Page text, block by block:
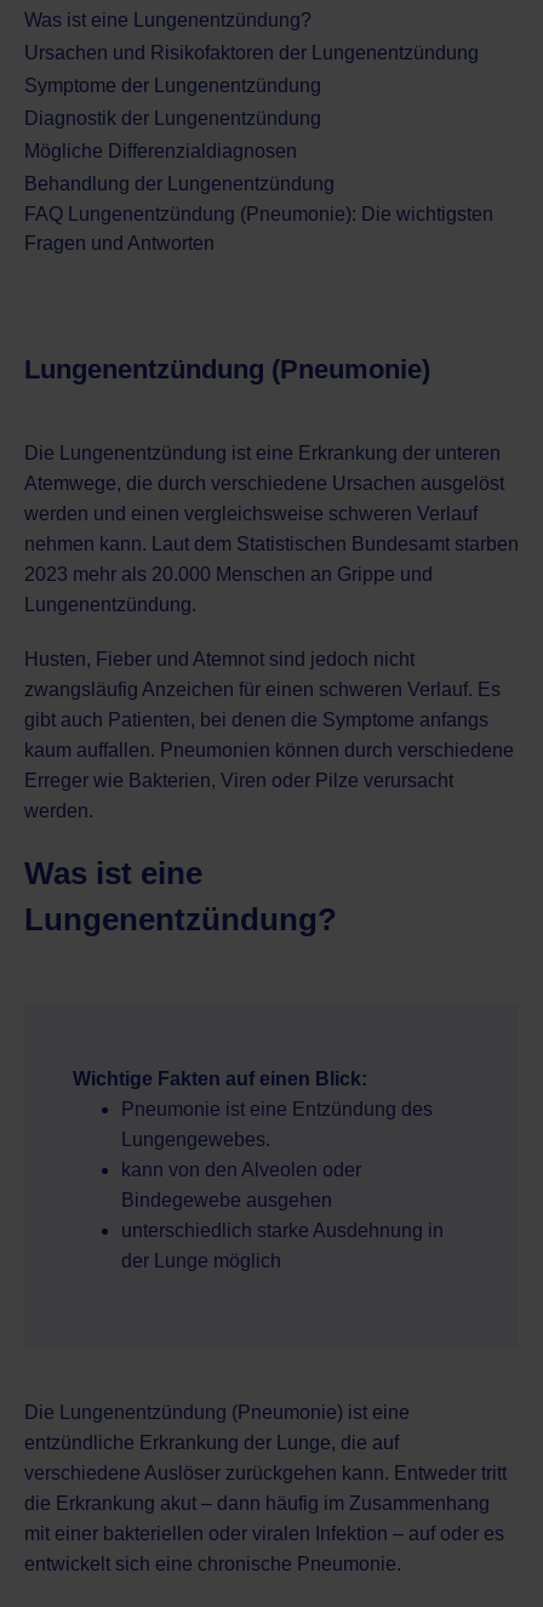
Was ist eine Lungenentzündung?
Ursachen und Risikofaktoren der Lungenentzündung
Symptome der Lungenentzündung
Diagnostik der Lungenentzündung
Mögliche Differenzialdiagnosen
Behandlung der Lungenentzündung
FAQ Lungenentzündung (Pneumonie): Die wichtigsten
Fragen und Antworten
Lungenentzündung (Pneumonie)
Die Lungenentzündung ist eine Erkrankung der unteren
Atemwege, die durch verschiedene Ursachen ausgelöst
werden und einen vergleichsweise schweren Verlauf
nehmen kann. Laut dem Statistischen Bundesamt starben
2023 mehr als 20.000 Menschen an Grippe und
Lungenentzündung.
Husten, Fieber und Atemnot sind jedoch nicht
zwangsläufig Anzeichen für einen schweren Verlauf. Es
gibt auch Patienten, bei denen die Symptome anfangs
kaum auffallen. Pneumonien können durch verschiedene
Erreger wie Bakterien, Viren oder Pilze verursacht
werden.
Was ist eine
Lungenentzündung?
Wichtige Fakten auf einen Blick:
Pneumonie ist eine Entzündung des
Lungengewebes.
kann von den Alveolen oder
Bindegewebe ausgehen
unterschiedlich starke Ausdehnung in
der Lunge möglich
Die Lungenentzündung (Pneumonie) ist eine
entzündliche Erkrankung der Lunge, die auf
verschiedene Auslöser zurückgehen kann. Entweder tritt
die Erkrankung akut – dann häufig im Zusammenhang
mit einer bakteriellen oder viralen Infektion – auf oder es
entwickelt sich eine chronische Pneumonie.